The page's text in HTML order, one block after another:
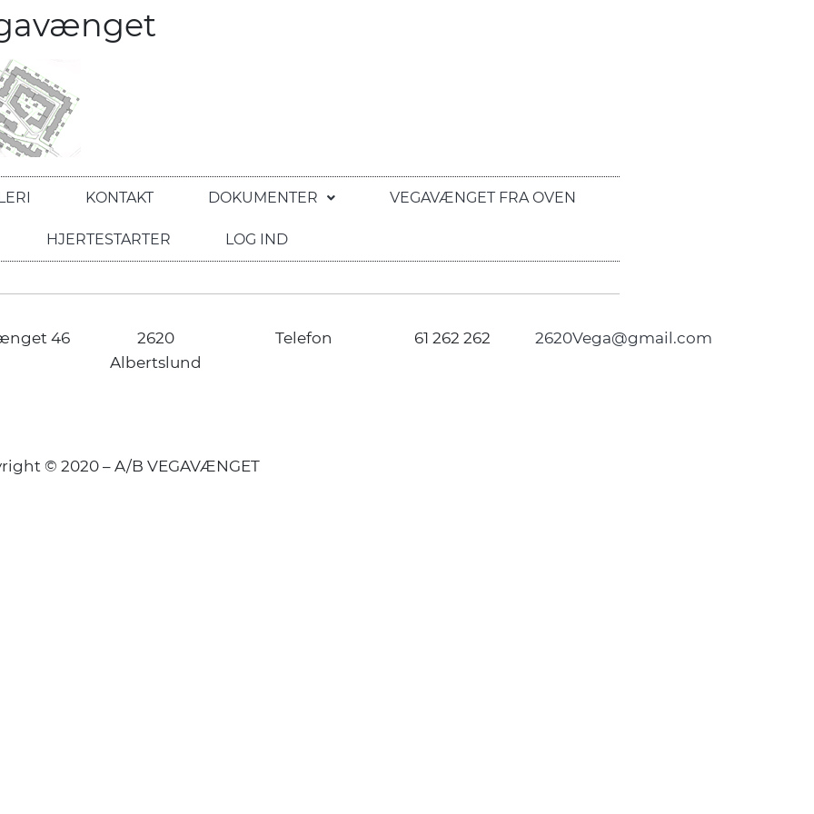
KONTAKT DOKUMENTER VEGAVÆNGET FRA OVEN
HJERTESTARTER LOG IND
46
2620
Albertslund
Telefon 61 262 262 2620Vega@gmail.com
© 2020 – A/B VEGAVÆNGET